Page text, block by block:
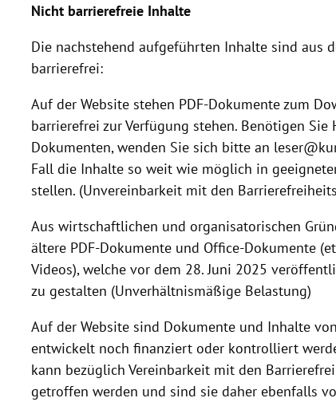
Nicht barrierefreie Inhalte
Die nachstehend aufgeführten Inhalte sind aus
barrierefrei:
Auf der Website stehen PDF-Dokumente zum
barrierefrei zur Verfügung stehen. Benötigen
Dokumenten, wenden Sie sich bitte an
Fall die Inhalte so weit wie möglich in
stellen. (Unvereinbarkeit mit den
Aus wirtschaftlichen und organisatorischen
ältere PDF-Dokumente und Office-Dokumente
Videos), welche vor dem 28. Juni 2025
zu gestalten (Unverhältnismäßige Belastung)
Auf der Website sind Dokumente und Inhalte
entwickelt noch finanziert oder kontrolliert
kann bezüglich Vereinbarkeit mit den
getroffen werden und sind sie daher ebenfalls